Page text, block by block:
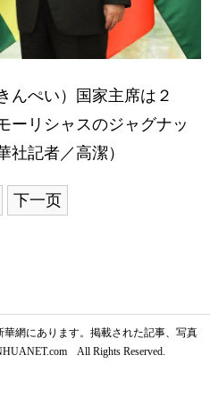
んぺい）国家主席は２
ーリシャスのジャグナッ
社記者／高潔）
下一页
網にあります。掲載された記事、写真
All Rights Reserved.